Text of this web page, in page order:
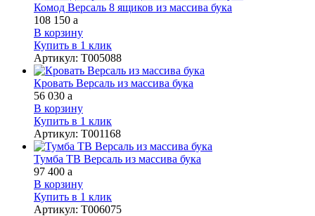
Комод Версаль 8 ящиков из массива бука
108 150 a
В корзину
Купить в 1 клик
Артикул: Т005088
Кровать Версаль из массива бука
56 030 a
В корзину
Купить в 1 клик
Артикул: Т001168
Тумба ТВ Версаль из массива бука
97 400 a
В корзину
Купить в 1 клик
Артикул: Т006075